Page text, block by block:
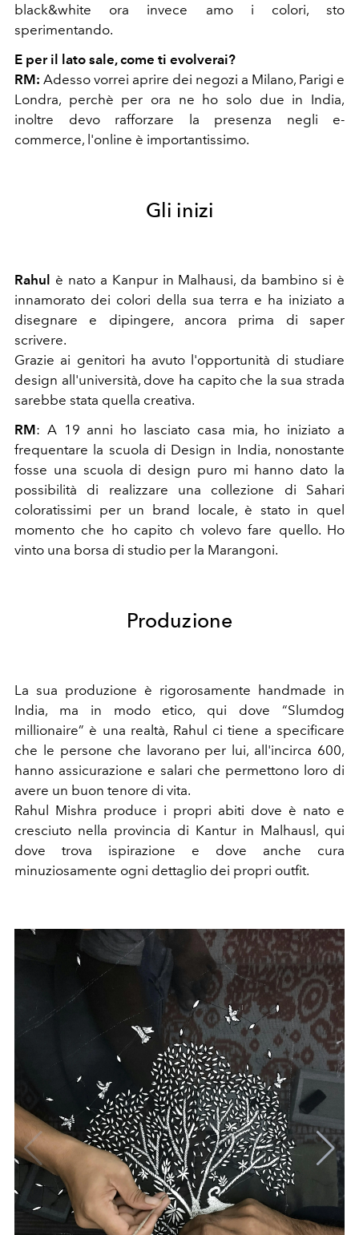
black&white ora invece amo i colori, sto
sperimentando.
E per il lato sale, come ti evolverai?
RM: Adesso vorrei aprire dei negozi a Milano, Parigi e
Londra, perchè per ora ne ho solo due in India,
inoltre devo rafforzare la presenza negli e-
commerce, l'online è importantissimo.
Gli inizi
Rahul è nato a Kanpur in Malhausi, da bambino si è
innamorato dei colori della sua terra e ha iniziato a
disegnare e dipingere, ancora prima di saper
scrivere.
Grazie ai genitori ha avuto l'opportunità di studiare
design all'università, dove ha capito che la sua strada
sarebbe stata quella creativa.
RM: A 19 anni ho lasciato casa mia, ho iniziato a
frequentare la scuola di Design in India, nonostante
fosse una scuola di design puro mi hanno dato la
possibilità di realizzare una collezione di Sahari
coloratissimi per un brand locale, è stato in quel
momento che ho capito ch volevo fare quello. Ho
vinto una borsa di studio per la Marangoni.
Produzione
La sua produzione è rigorosamente handmade in
India, ma in modo etico, qui dove “Slumdog
millionaire” è una realtà, Rahul ci tiene a specificare
che le persone che lavorano per lui, all'incirca 600,
hanno assicurazione e salari che permettono loro di
avere un buon tenore di vita.
Rahul Mishra produce i propri abiti dove è nato e
cresciuto nella provincia di Kantur in Malhausl, qui
dove trova ispirazione e dove anche cura
minuziosamente ogni dettaglio dei propri outfit.